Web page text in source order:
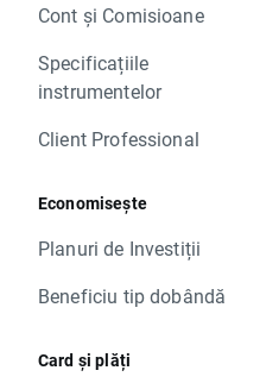
Cont și Comisioane
Specificațiile
instrumentelor
Client Professional
Economisește
Planuri de Investiții
Beneficiu tip dobândă
Card și plăți